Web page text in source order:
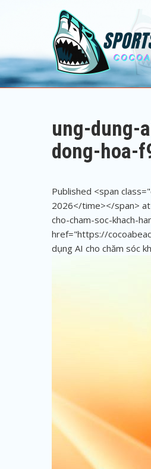
Sports Blog
Cocoa Beach
ung-dung-
dong-hoa-
Published <span
2026</time></span>
cho-cham-soc-khach-
href="https://
dụng AI cho chăm sóc